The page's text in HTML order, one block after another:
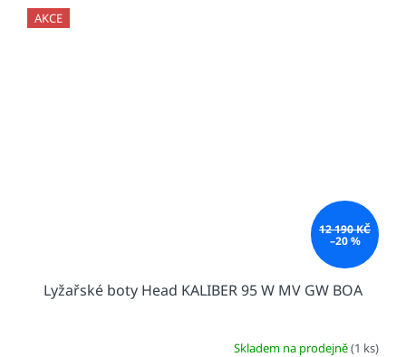
AKCE
12 190 KČ
–20 %
Lyžařské boty Head KALIBER 95 W MV GW BOA
Skladem na prodejně(1 ks)